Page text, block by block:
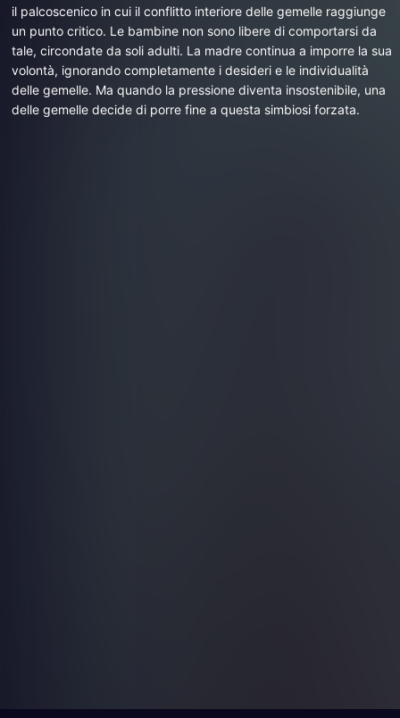
il palcoscenico in cui il conflitto interiore delle gemelle raggiunge
un punto critico. Le bambine non sono libere di comportarsi da
tale, circondate da soli adulti. La madre continua a imporre la sua
volontà, ignorando completamente i desideri e le individualità
delle gemelle. Ma quando la pressione diventa insostenibile, una
delle gemelle decide di porre fine a questa simbiosi forzata.